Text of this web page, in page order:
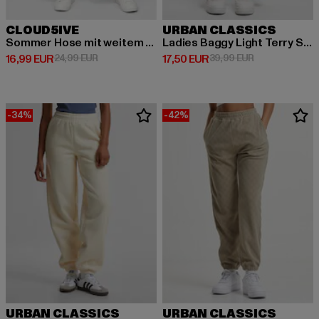
CLOUD5IVE
Sommer Hose mit weitem Beinschnitt und Ribbed Material
16,99 EUR
Prix courant: 16,99 EUR
24,99 EURPrix en promotion: 24,99 EUR
URBAN CLASSICS
Ladies Baggy Light Terry Sweat Pants
17,50 EUR
Prix courant: 17,50 EUR
39,99 EURPrix en
-34%
URBAN CLASSICS
-42%
URBAN CLASSICS